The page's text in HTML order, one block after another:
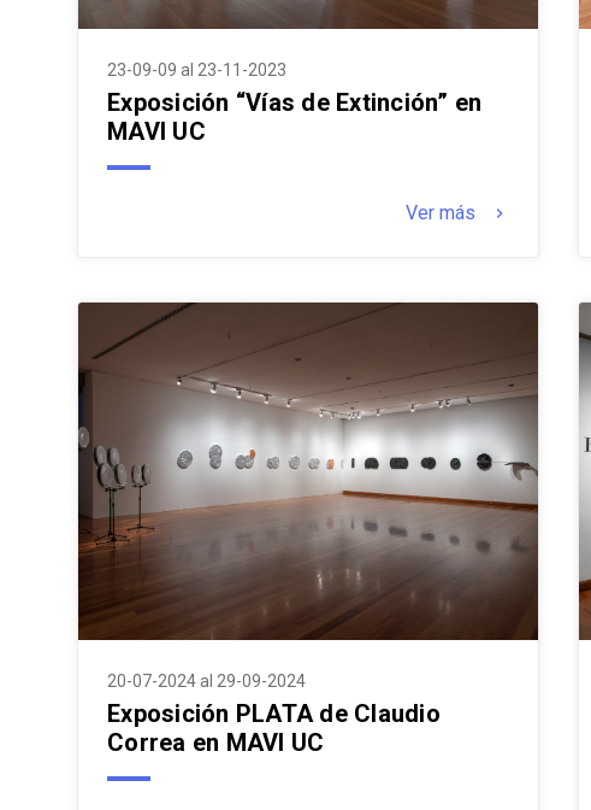
23-09-09 al 23-11-2023
Exposición “Vías de Extinción” en
MAVI UC
Ver más keyboard_arrow_right
20-07-2024 al 29-09-2024
Exposición PLATA de Claudio
Correa en MAVI UC